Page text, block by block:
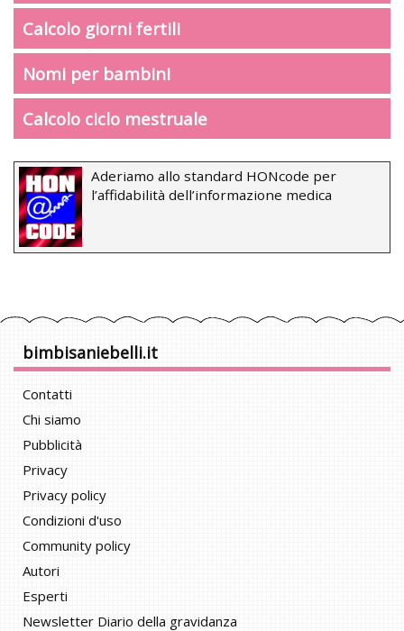
Calcolo giorni fertili
Nomi per bambini
Calcolo ciclo mestruale
Aderiamo allo standard HONcode per
l’affidabilità dell’informazione medica
bimbisaniebelli.it
Contatti
Chi siamo
Pubblicità
Privacy
Privacy policy
Condizioni d'uso
Community policy
Autori
Esperti
Newsletter Diario della gravidanza